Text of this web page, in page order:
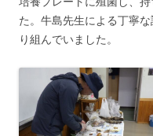
た。牛島先生による丁寧
り組んでいました。